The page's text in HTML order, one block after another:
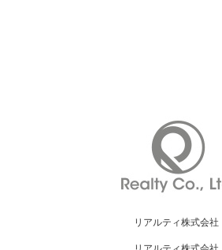
リアルティ株式会社